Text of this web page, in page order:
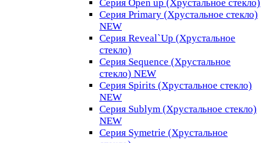
Серия Open up (Хрустальное стекло)
Серия Primary (Хрустальное стекло)
NEW
Серия Reveal`Up (Хрустальное
стекло)
Серия Sequence (Хрустальное
стекло) NEW
Серия Spirits (Хрустальное стекло)
NEW
Серия Sublym (Хрустальное стекло)
NEW
Серия Symetrie (Хрустальное